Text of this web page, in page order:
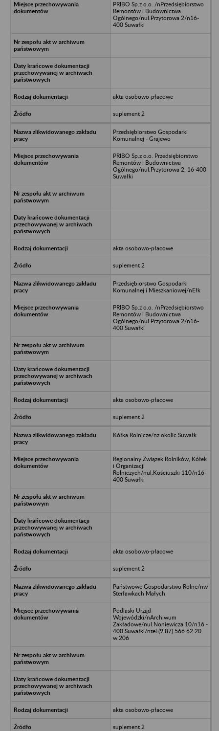
PRIBO Sp.z o.o. /nPrzedsiębiorstwo
Remontów i Budownictwa
Ogólnego/nul.Przytorowa 2/n16-
400 Suwałki
akta osobowo-płacowe
suplement 2
Przedsiębiorstwo Gospodarki
Komunalnej - Grajewo
PRIBO Sp.z o.o. Przedsiębiorstwo
Remontów i Budownictwa
Ogólnego/nul.Przytorowa 2, 16-400
Suwałki
akta osobowo-płacowe
suplement 2
Przedsiębiorstwo Gospodarki
Komunalnej i Mieszkaniowej/nEłk
PRIBO Sp.z o.o. /nPrzedsiębiorstwo
Remontów i Budownictwa
Ogólnego/nul.Przytorowa 2/n16-
400 Suwałki
akta osobowo-płacowe
suplement 2
Kółka Rolnicze/nz okolic Suwałk
Regionalny Związek Rolników, Kółek
i Organizacji
Rolniczych/nul.Kościuszki 110/n16-
400 Suwałki
akta osobowo-płacowe
suplement 2
Państwowe Gospodarstwo Rolne/nw
Sterławkach Małych
Podlaski Urząd
Wojewódzki/nArchiwum
Zakładowe/nul.Noniewicza 10/n16 -
400 Suwałki/ntel.(9 87) 566 62 20
w.206
akta osobowo-płacowe
suplement 2